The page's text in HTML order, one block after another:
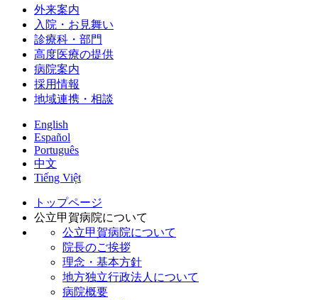
外来案内
入院・お見舞い
診療科・部門
高度医療の提供
病院案内
採用情報
地域連携・相談
English
Español
Português
中文
Tiếng Việt
トップページ
公立甲賀病院について
公立甲賀病院について
院長のご挨拶
理念・基本方針
地方独立行政法人について
病院概要